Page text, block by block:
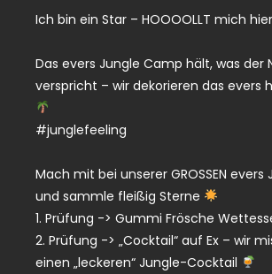
Ich bin ein Star – HOOOOLLT mich
Das evers Jungle Camp hält, was der
verspricht – wir dekorieren das evers
#junglefeeling
Mach mit bei unserer GROSSEN evers
und sammle fleißig Sterne
1. Prüfung -> Gummi Frösche
2. Prüfung -> „Cocktail“ auf Ex – wir
einen „leckeren“ Jungle-Cocktail